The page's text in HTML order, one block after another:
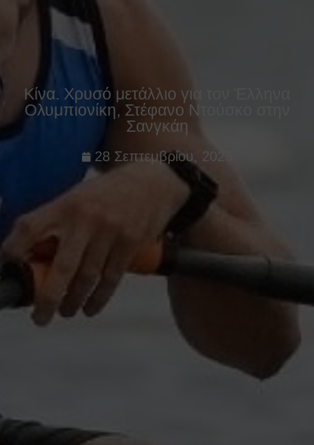
Κίνα. Χρυσό μετάλλιο για τον Έλληνα
Ολυμπιονίκη, Στέφανο Ντούσκο στην
Σανγκάη
28 Σεπτεμβρίου, 2025